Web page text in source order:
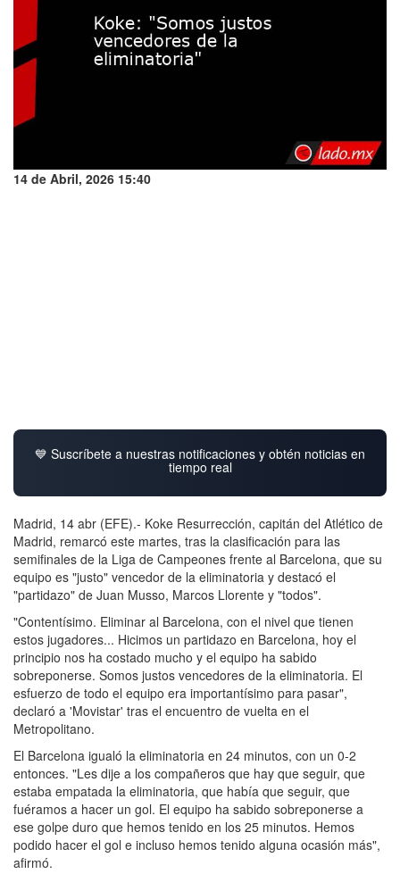
14 de Abril, 2026 15:40
💙 Suscríbete a nuestras notificaciones y obtén noticias en
tiempo real
Madrid, 14 abr (EFE).- Koke Resurrección, capitán del Atlético de
Madrid, remarcó este martes, tras la clasificación para las
semifinales de la Liga de Campeones frente al Barcelona, que su
equipo es "justo" vencedor de la eliminatoria y destacó el
"partidazo" de Juan Musso, Marcos Llorente y "todos".
"Contentísimo. Eliminar al Barcelona, con el nivel que tienen
estos jugadores... Hicimos un partidazo en Barcelona, hoy el
principio nos ha costado mucho y el equipo ha sabido
sobreponerse. Somos justos vencedores de la eliminatoria. El
esfuerzo de todo el equipo era importantísimo para pasar",
declaró a 'Movistar' tras el encuentro de vuelta en el
Metropolitano.
El Barcelona igualó la eliminatoria en 24 minutos, con un 0-2
entonces. "Les dije a los compañeros que hay que seguir, que
estaba empatada la eliminatoria, que había que seguir, que
fuéramos a hacer un gol. El equipo ha sabido sobreponerse a
ese golpe duro que hemos tenido en los 25 minutos. Hemos
podido hacer el gol e incluso hemos tenido alguna ocasión más",
afirmó.